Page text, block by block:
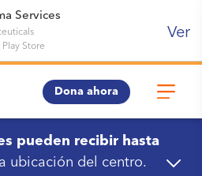
Services
Play Store
Ver
Dona ahora
pueden recibir hasta
ubicación del centro.